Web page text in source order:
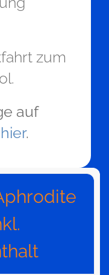
zum
auf
hier.